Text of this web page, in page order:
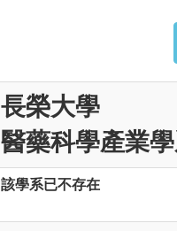
長榮大學
醫藥科學產業
該學系已不存在